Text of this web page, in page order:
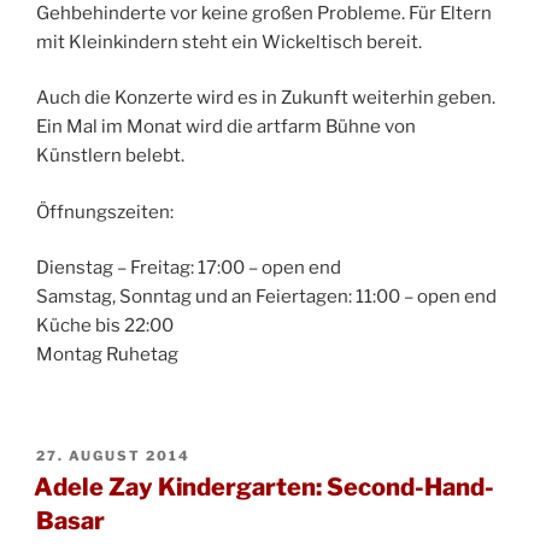
Gehbehinderte vor keine großen Probleme. Für Eltern
mit Kleinkindern steht ein Wickeltisch bereit.
Auch die Konzerte wird es in Zukunft weiterhin geben.
Ein Mal im Monat wird die artfarm Bühne von
Künstlern belebt.
Öffnungszeiten:
Dienstag – Freitag: 17:00 – open end
Samstag, Sonntag und an Feiertagen: 11:00 – open end
Küche bis 22:00
Montag Ruhetag
VERÖFFENTLICHT
AM
27. AUGUST 2014
Adele Zay Kindergarten: Second-Hand-
Basar